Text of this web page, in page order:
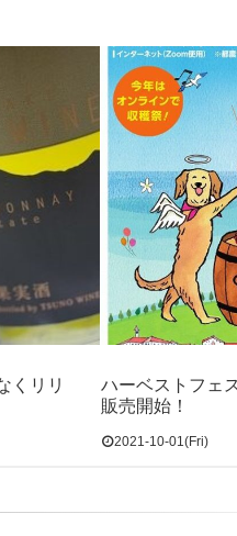
くリリ
ハーベストフェ
販売開始！
2021-10-01(Fri)